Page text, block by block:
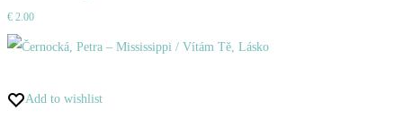
€ 2.00
Add to wishlist